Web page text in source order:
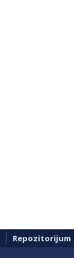
Repozitorijum